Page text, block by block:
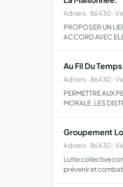
Adriers · 86430 ·
PROPOSER UN
ACCORD AVEC
Au Fil Du Temps
Adriers · 86430 ·
PERMETTRE AUX
MORALE, LES
Groupement
Adriers · 86430 ·
Lutte collective
prévenir et